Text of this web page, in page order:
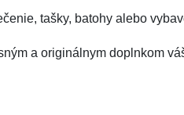
tašky, batohy alebo
a originálnym doplnkom